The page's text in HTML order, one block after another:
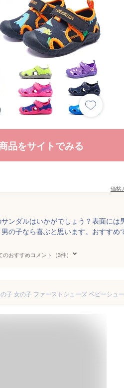
品をサイトでみる
価格
ンダルはいかがでしょう？表面には
の子なら喜ぶと思います。おすすめ
のおすすめコメント（3件）